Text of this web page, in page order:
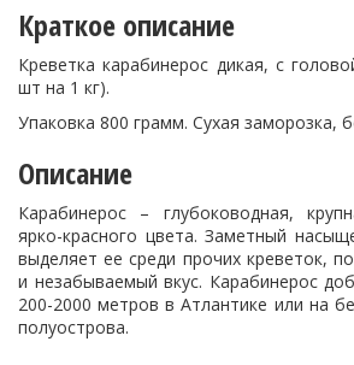
Краткое описание
Креветка карабинерос дикая, с
шт на 1 кг).
Упаковка 800 грамм. Сухая заморозка,
Описание
Карабинерос – глубоководная,
ярко-красного цвета. Заметный
выделяет ее среди прочих креветок,
и незабываемый вкус. Карабинерос
200-2000 метров в Атлантике или на
полуострова.